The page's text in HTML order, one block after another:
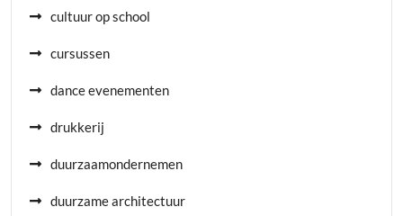
cultuur op school
cursussen
dance evenementen
drukkerij
duurzaamondernemen
duurzame architectuur